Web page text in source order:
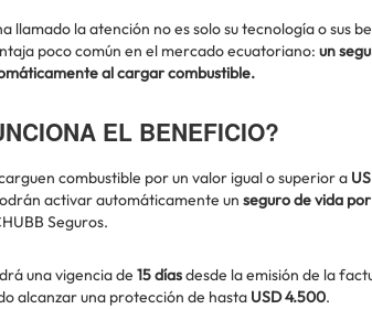
llamado la atención no es solo su tecnología o sus
poco común en el mercado ecuatoriano: un
al cargar combustible.
EL BENEFICIO?
combustible por un valor igual o superior a
activar automáticamente un seguro de vida
Seguros.
una vigencia de 15 díasdesde la emisión de la
alcanzar una protección de hasta USD 4.500.